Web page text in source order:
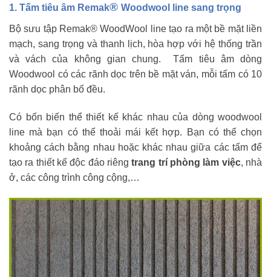
1. Tấm tiêu âm Remak® Woodwool line sang trọng
Bộ sưu tập Remak® WoodWool line tạo ra một bề mặt liền
mạch, sang trọng và thanh lịch, hòa hợp với hệ thống trần
và vách của không gian chung. Tấm tiêu âm dòng
Woodwool có các rãnh dọc trên bề mặt ván, mỗi tấm có 10
rãnh dọc phân bố đều.
Có bốn biến thể thiết kế khác nhau của dòng woodwool
line mà bạn có thể thoải mái kết hợp. Bạn có thể chọn
khoảng cách bằng nhau hoặc khác nhau giữa các tấm để
tạo ra thiết kế độc đáo riêngtrang trí phòng làm việc, nhà
ở, các công trình công cộng,…